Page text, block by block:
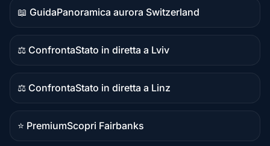
📖 Guida
Contenuto
guida
Panoramica aurora Switzerland
⚖️ Confronta
Contenuto
confronto
Stato in diretta a Lviv
⚖️ Confronta
Contenuto
confronto
Stato in diretta a Linz
⭐ Premium
Destinazione
Scopri Fairbanks